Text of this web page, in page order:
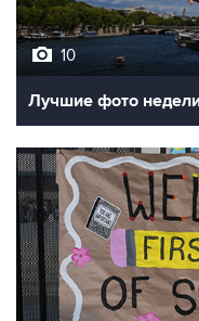
10
Лучшие фото